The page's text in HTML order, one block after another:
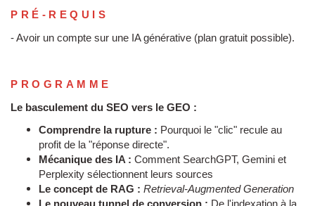
PRÉ-REQUIS
- Avoir un compte sur une IA générative (plan gratuit possible).
PROGRAMME
Le basculement du SEO vers le GEO :
Comprendre la rupture : Pourquoi le "clic" recule au
profit de la "réponse directe".
Mécanique des IA : Comment SearchGPT, Gemini et
Perplexity sélectionnent leurs sources
Le concept de RAG : Retrieval-Augmented Generation
Le nouveau tunnel de conversion : De l'indexation à la